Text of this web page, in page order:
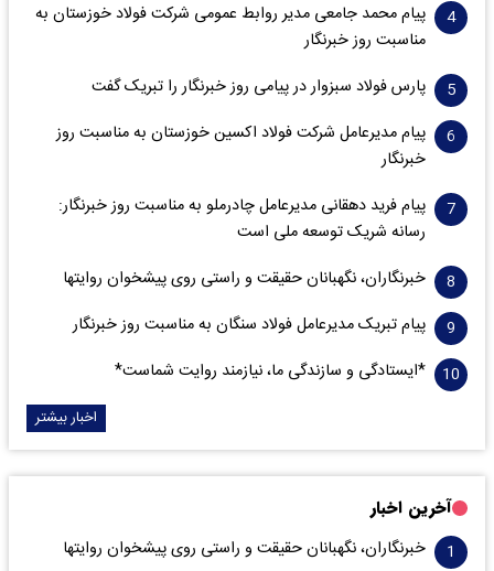
پیام محمد جامعی مدیر روابط عمومی شرکت فولاد خوزستان به
مناسبت روز خبرنگار
پارس فولاد سبزوار در پیامی روز خبرنگار را تبریک گفت
پیام مدیرعامل شرکت فولاد اکسین خوزستان به مناسبت روز
خبرنگار
پیام فرید دهقانی مدیرعامل چادرملو به مناسبت روز خبرنگار:
رسانه شریک توسعه ملی است
خبرنگاران، نگهبانان حقیقت و راستی روی پیشخوان روایت­ها
پیام تبریک مدیرعامل فولاد سنگان به مناسبت روز خبرنگار
*ایستادگی و سازندگی ما، نیازمند روایت شماست*
اخبار بیشتر
آخرین اخبار
خبرنگاران، نگهبانان حقیقت و راستی روی پیشخوان روایت­ها